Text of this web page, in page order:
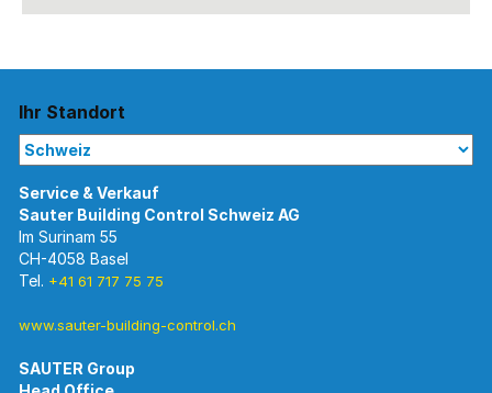
Ihr Standort
Service & Verkauf
Im Surinam 55
CH-4058 Basel
Tel. +41 61 717 75 75
www.sauter-building-control.ch
SAUTER Group